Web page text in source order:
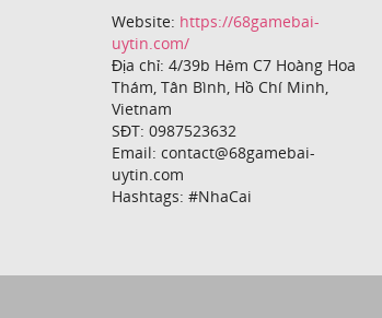
Website: https://68gamebai-
uytin.com/
Địa chỉ: 4/39b Hẻm C7 Hoàng Hoa
Thám, Tân Bình, Hồ Chí Minh,
Vietnam
SĐT: 0987523632
Email: contact@68gamebai-
uytin.com
Hashtags: #NhaCai